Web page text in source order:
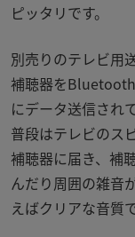
ピッタリです。
別売りのテレビ用
補聴器を
にデータ送信され
普段はテレビのス
補聴器に届き、補
んだり周囲の雑音
えばクリアな音質